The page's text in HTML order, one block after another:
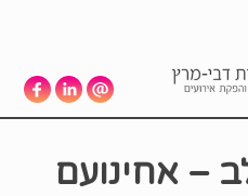
– אחינועם